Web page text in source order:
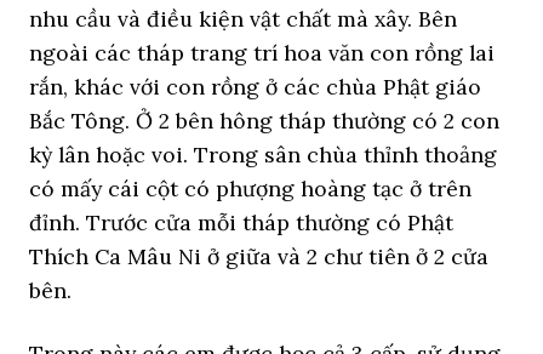
nhu cầu và điều kiện vật chất mà xây. Bên
ngoài các tháp trang trí hoa văn con rồng lai
rắn, khác với con rồng ở các chùa Phật giáo
Bắc Tông. Ở 2 bên hông tháp thường có 2 con
kỳ lân hoặc voi. Trong sân chùa thỉnh thoảng
có mấy cái cột có phượng hoàng tạc ở trên
đỉnh. Trước cửa mỗi tháp thường có Phật
Thích Ca Mâu Ni ở giữa và 2 chư tiên ở 2 cửa
bên.